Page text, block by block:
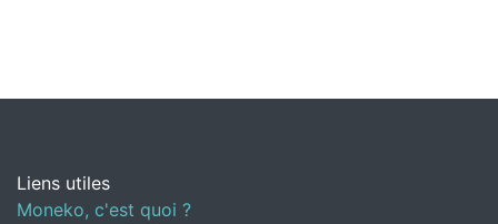
Liens utiles
Moneko, c'est quoi ?